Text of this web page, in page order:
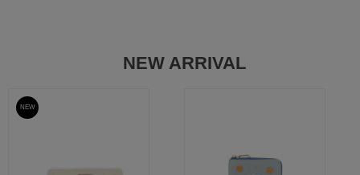
NEW ARRIVAL
予約
NEW